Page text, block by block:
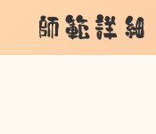
師範詳細